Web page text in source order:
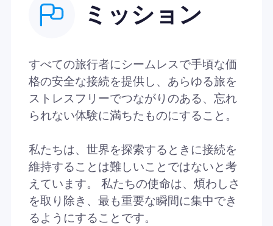
ミッション
すべての旅行者にシームレスで手頃な価
格の安全な接続を提供し、あらゆる旅を
ストレスフリーでつながりのある、忘れ
られない体験に満ちたものにすること。
私たちは、世界を探索するときに接続を
維持することは難しいことではないと考
えています。 私たちの使命は、煩わしさ
を取り除き、最も重要な瞬間に集中でき
るようにすることです。